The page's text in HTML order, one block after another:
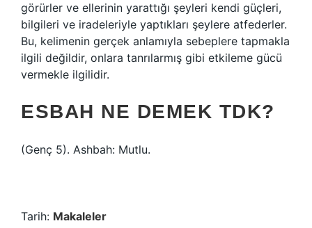
görürler ve ellerinin yarattığı şeyleri kendi güçleri,
bilgileri ve iradeleriyle yaptıkları şeylere atfederler.
Bu, kelimenin gerçek anlamıyla sebeplere tapmakla
ilgili değildir, onlara tanrılarmış gibi etkileme gücü
vermekle ilgilidir.
ESBAH NE DEMEK TDK?
(Genç 5). Ashbah: Mutlu.
Tarih: Makaleler